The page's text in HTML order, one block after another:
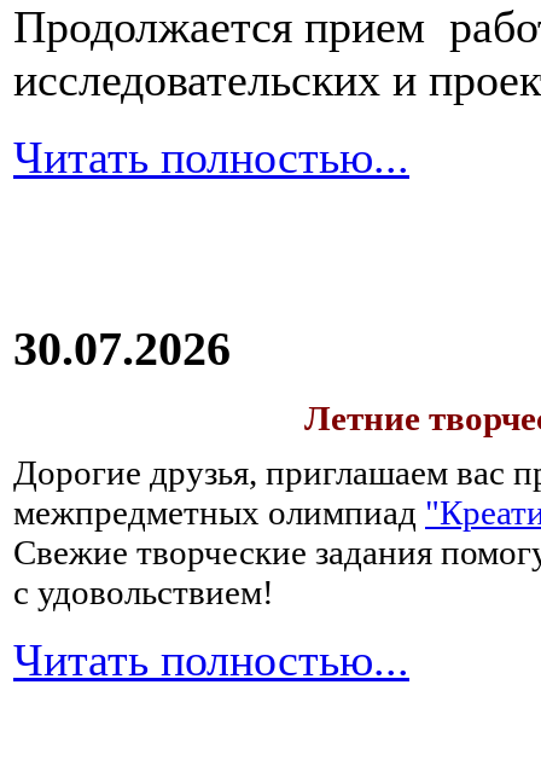
Продолжается прием
исследовательских и
Читать полностью...
30.07.2026
Летние
Дорогие друзья, приглашаем вас
межпредметных олимпиад
Свежие творческие задания
с удовольствием!
Читать полностью...